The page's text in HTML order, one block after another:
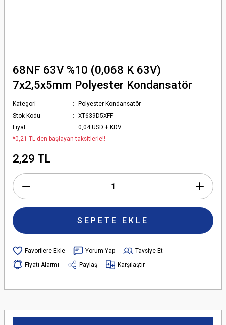
68NF 63V %10 (0,068 K 63V)
7x2,5x5mm Polyester Kondansatör
Kategori
Polyester Kondansatör
Stok Kodu
XT639D5XFF
Fiyat
0,04 USD + KDV
*0,21 TL den başlayan taksitlerle!!
2,29 TL
SEPETE EKLE
Yorum Yap
Tavsiye Et
Fiyatı Alarmı
Paylaş Karşılaştır